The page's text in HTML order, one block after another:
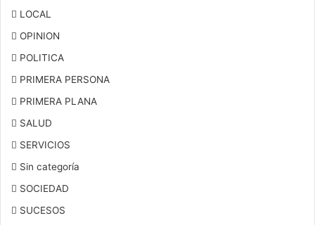
LOCAL
OPINION
POLITICA
PRIMERA PERSONA
PRIMERA PLANA
SALUD
SERVICIOS
Sin categoría
SOCIEDAD
SUCESOS